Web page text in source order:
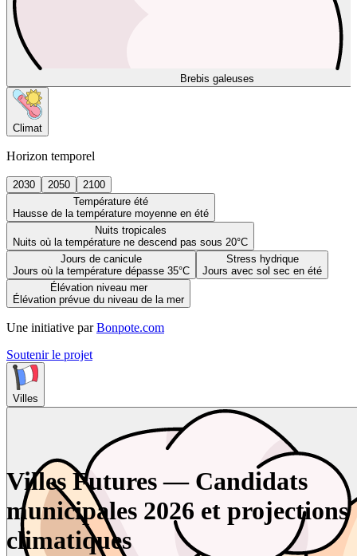
Brebis galeuses
Climat
Horizon temporel
2030 2050
2100
Température été
Hausse de la température moyenne en été
Nuits tropicales
Nuits où la température ne descend pas sous 20°C
Jours de canicule
Jours où la température dépasse 35°C
Stress hydrique
Jours avec sol sec en été
Élévation niveau mer
Élévation prévue du niveau de la mer
Une initiative par Bonpote.com
Soutenir le projet
Villes
Villes Futures — Candidats
municipales 2026 et projections
climatiques